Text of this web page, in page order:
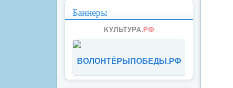
Баннеры
ВОЛОНТЁРЫПОБЕДЫ.РФ